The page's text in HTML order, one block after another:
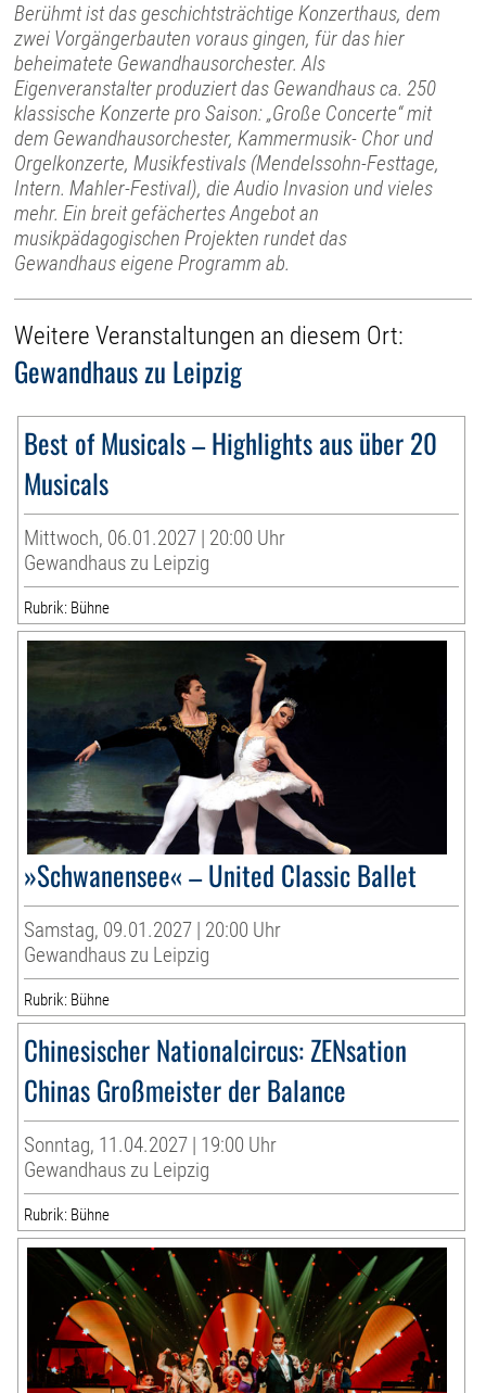
Berühmt ist das geschichtsträchtige Konzerthaus, dem
zwei Vorgängerbauten voraus gingen, für das hier
beheimatete Gewandhausorchester. Als
Eigenveranstalter produziert das Gewandhaus ca. 250
klassische Konzerte pro Saison: „Große Concerte“ mit
dem Gewandhausorchester, Kammermusik- Chor und
Orgelkonzerte, Musikfestivals (Mendelssohn-Festtage,
Intern. Mahler-Festival), die Audio Invasion und vieles
mehr. Ein breit gefächertes Angebot an
musikpädagogischen Projekten rundet das
Gewandhaus eigene Programm ab.
Weitere Veranstaltungen an diesem Ort:
Gewandhaus zu Leipzig
Best of Musicals – Highlights aus über 20
Musicals
Mittwoch, 06.01.2027 | 20:00 Uhr
Gewandhaus zu Leipzig
Rubrik: Bühne
»Schwanensee« – United Classic Ballet
Samstag, 09.01.2027 | 20:00 Uhr
Gewandhaus zu Leipzig
Rubrik: Bühne
Chinesischer Nationalcircus: ZENsation
Chinas Großmeister der Balance
Sonntag, 11.04.2027 | 19:00 Uhr
Gewandhaus zu Leipzig
Rubrik: Bühne